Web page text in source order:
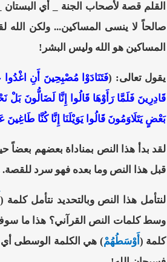
القلم قصة لأصحاب الجنة _ أي
صالحاً لا ينسى المساكين... ولكن الله
المساكين هو الله وليس البشر!
يقول تعالى: (فَتَنَادَوْا مُصْبِحِينَ أَنِ
قَادِرِينَ فَلَمَّا رَأَوْهَا قَالُوا إِنَّا لَضَالُّونَ
بَعْضٍ يَتَلَاوَمُونَ قَالُوا يَوَيْلَنَا إِنَّا كُنَّا طَاغِينَ
لقد بدأ هذا النص بمناداة بعضهم
قبل هذا النص وما بعده فهو سرد
لنتأمل هذا النص وبالتحديد نتأمل كلمة (
كلمة ( أَوْسَطُهُمْ) هي الكلمة الوسطى أي يوجد قبل هذه الكلمة 31